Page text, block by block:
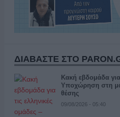
ΔΙΑΒΑΣΤΕ ΣΤΟ
Κακή εβδομάδα
Υποχώρηση στη
θέσης
09/08/2026 - 05:40